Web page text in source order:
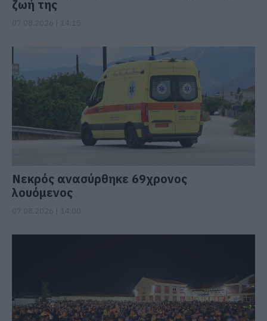
ζωή της
Νεκρός ανασύρθηκε 69χρονος
λουόμενος